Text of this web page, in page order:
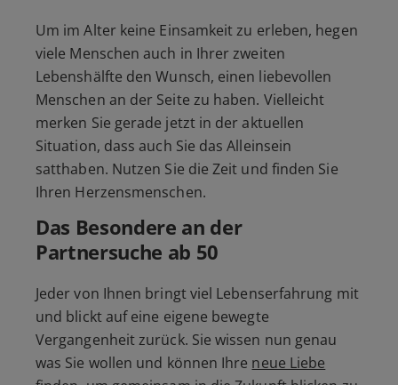
Um im Alter keine Einsamkeit zu erleben, hegen
viele Menschen auch in Ihrer zweiten
Lebenshälfte den Wunsch, einen liebevollen
Menschen an der Seite zu haben. Vielleicht
merken Sie gerade jetzt in der aktuellen
Situation, dass auch Sie das Alleinsein
satthaben. Nutzen Sie die Zeit und finden Sie
Ihren Herzensmenschen.
Das Besondere an der
Partnersuche ab 50
Jeder von Ihnen bringt viel Lebenserfahrung mit
und blickt auf eine eigene bewegte
Vergangenheit zurück. Sie wissen nun genau
was Sie wollen und können Ihre neue Liebe